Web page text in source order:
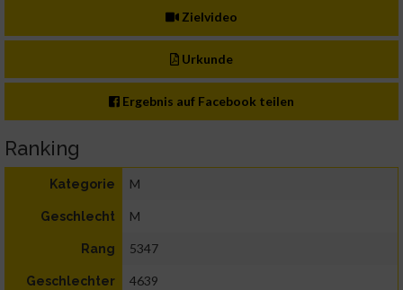
Zielvideo
Urkunde
Ergebnis auf Facebook teilen
Ranking
Kategorie M
Geschlecht M
Rang 5347
Geschlechter
4639